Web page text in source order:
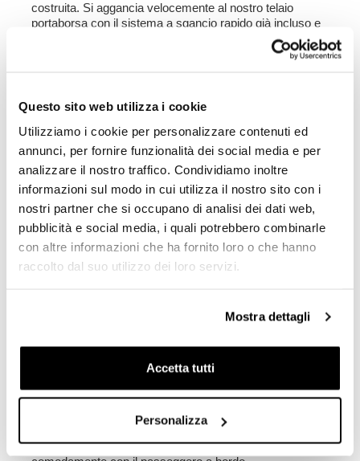
Questo sito web utilizza i cookie
Utilizziamo i cookie per personalizzare contenuti ed
annunci, per fornire funzionalità dei social media e per
analizzare il nostro traffico. Condividiamo inoltre
informazioni sul modo in cui utilizza il nostro sito con i
nostri partner che si occupano di analisi dei dati web,
pubblicità e social media, i quali potrebbero combinarle
con altre informazioni che ha fornito loro o che hanno
raccolto dal suo utilizzo dei loro servizi.
Mostra dettagli
Accetta tutti
Personalizza
costruita. Si aggancia velocemente al nostro telaio
portaborsa con il sistema a sgancio rapido già incluso e
montato sul retro della borsa, che è provvisto di
serratura per il bloccaggio sul telaio stesso. Può
dall'esteno. Per aprirla non è necessario sfilare le fibbie
anteriori ma basta spostarle di lato, in modo molto veloce
e pratico. Per proteggere ed organizzare il tuo bagaglio
consigliamo di usare all'interno la Borsa Khali light
multiuso 18L.
Colori:
Moss Grey con finiture cuoio marrone
Colorado Brown con finiture cuoio marrone
Jet Black con finiture cuoio nero
Altezza cm 35, allungabile in altezza fino a cm 50,
Telaio realizzato in acciaio trattato con finitura nero
Disegnato sul telaio Kawasaki si integra perfettamente
con il resto della moto. Pronto per ospitare il nostro
sistema di aggancio rapido, bello e minimal anche
quando la borsa non è montata. Può essere usato